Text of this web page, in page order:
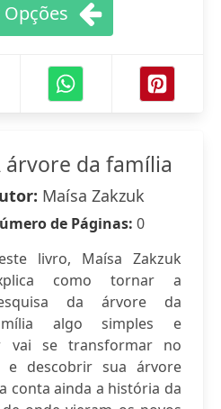
Opções
árvore da família
Maísa Zakzuk
de Páginas: 0
livro, Maísa Zakzuk
como tornar a
da árvore da
algo simples e
vai se transformar no
descobrir sua árvore
conta ainda a história da